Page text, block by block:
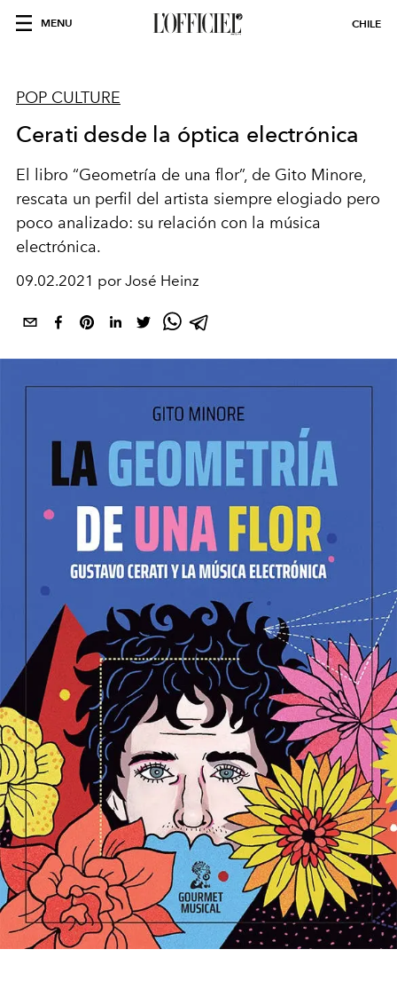
MENU CHILE
POP CULTURE
Cerati desde la óptica electrónica
El libro “Geometría de una flor”, de Gito Minore,
rescata un perfil del artista siempre elogiado pero
poco analizado: su relación con la música
electrónica.
09.02.2021 por José Heinz